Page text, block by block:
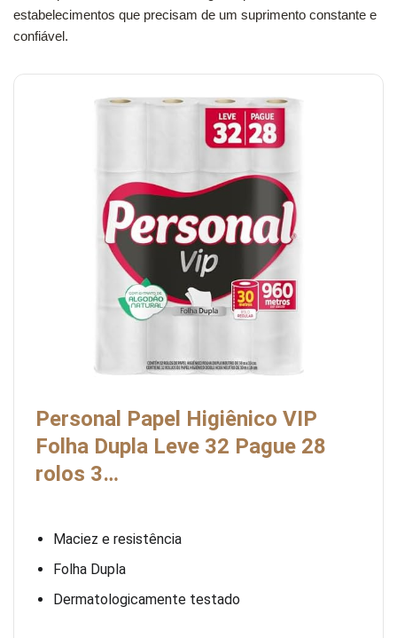
estabelecimentos que precisam de um suprimento constante e
confiável.
Personal Papel Higiênico VIP
Folha Dupla Leve 32 Pague 28
rolos 3…
Maciez e resistência
Folha Dupla
Dermatologicamente testado